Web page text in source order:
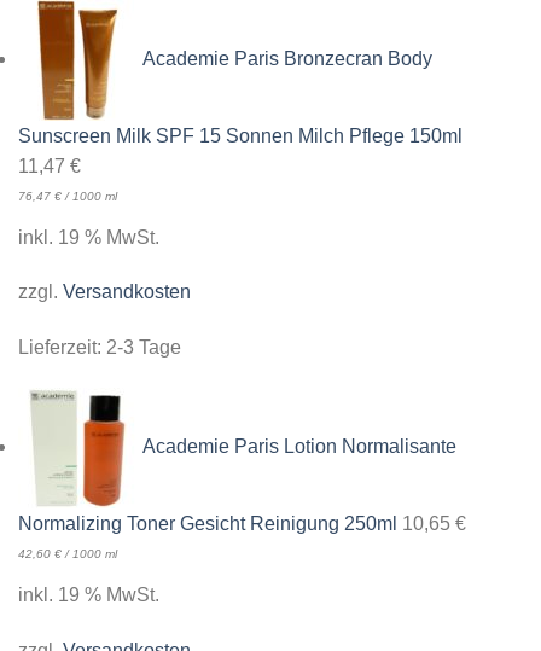
Academie Paris Bronzecran Body
Sunscreen Milk SPF 15 Sonnen Milch Pflege 150ml
11,47 €
76,47 € / 1000 ml
inkl. 19 % MwSt.
zzgl. Versandkosten
Lieferzeit: 2-3 Tage
Academie Paris Lotion Normalisante
Normalizing Toner Gesicht Reinigung 250ml 10,65 €
42,60 € / 1000 ml
inkl. 19 % MwSt.